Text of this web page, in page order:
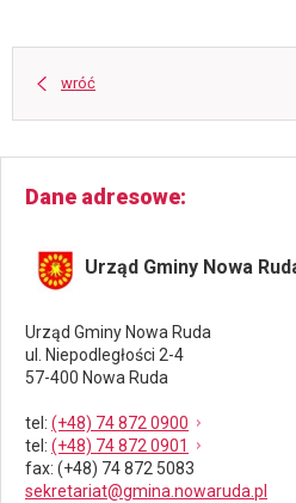
wróć
Dane adresowe
Urząd Gminy Nowa
Urząd Gminy Nowa Ruda
ul. Niepodległości 2-4
57-400 Nowa Ruda
tel : (+48) 74 872 0900
tel : (+48) 74 872 0901
fax: (+48) 74 872 5083
sekretariat@gmina.nowaruda.pl